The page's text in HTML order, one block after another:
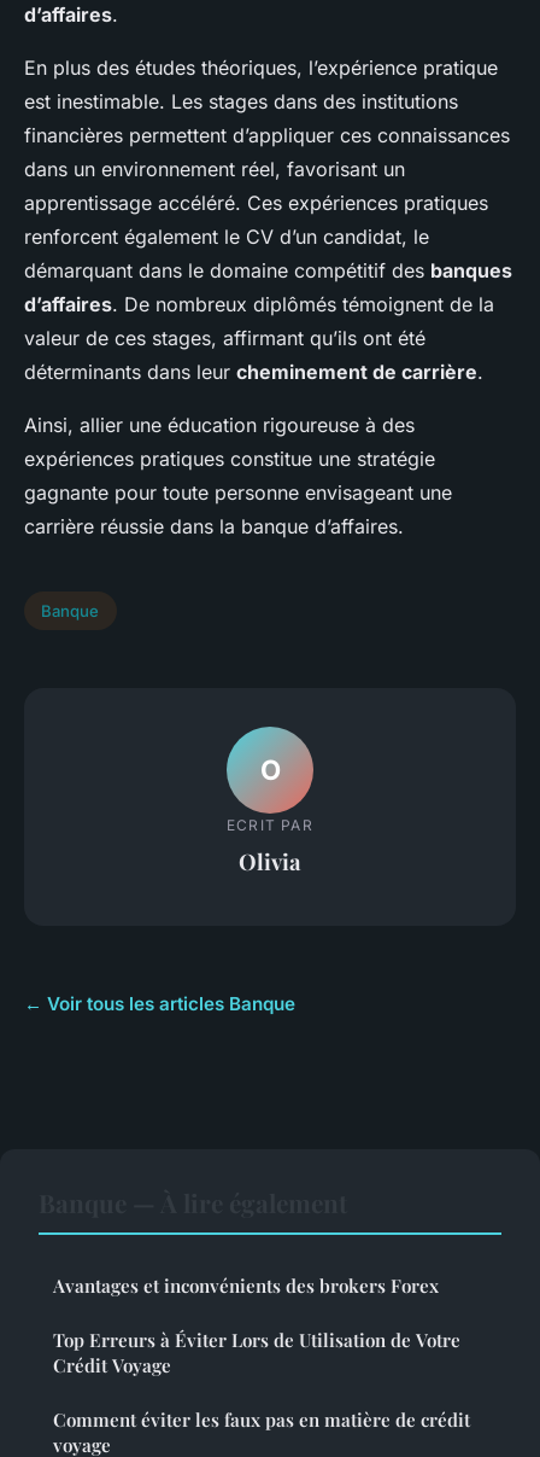
d’affaires.
En plus des études théoriques, l’expérience pratique
est inestimable. Les stages dans des institutions
financières permettent d’appliquer ces connaissances
dans un environnement réel, favorisant un
apprentissage accéléré. Ces expériences pratiques
renforcent également le CV d’un candidat, le
démarquant dans le domaine compétitif des banques
d’affaires. De nombreux diplômés témoignent de la
valeur de ces stages, affirmant qu’ils ont été
déterminants dans leur cheminement de carrière.
Ainsi, allier une éducation rigoureuse à des
expériences pratiques constitue une stratégie
gagnante pour toute personne envisageant une
carrière réussie dans la banque d’affaires.
Banque
O
ECRIT PAR
Olivia
← Voir tous les articles Banque
Avantages et inconvénients des brokers Forex
Top Erreurs à Éviter Lors de Utilisation de Votre
Crédit Voyage
Comment éviter les faux pas en matière de crédit
voyage